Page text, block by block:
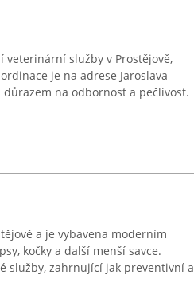
veterinární služby v Prostějově,
je na adrese Jaroslava
na odbornost a pečlivost.
a je vybavena moderním
kočky a další menší savce.
služby, zahrnující jak preventivní a